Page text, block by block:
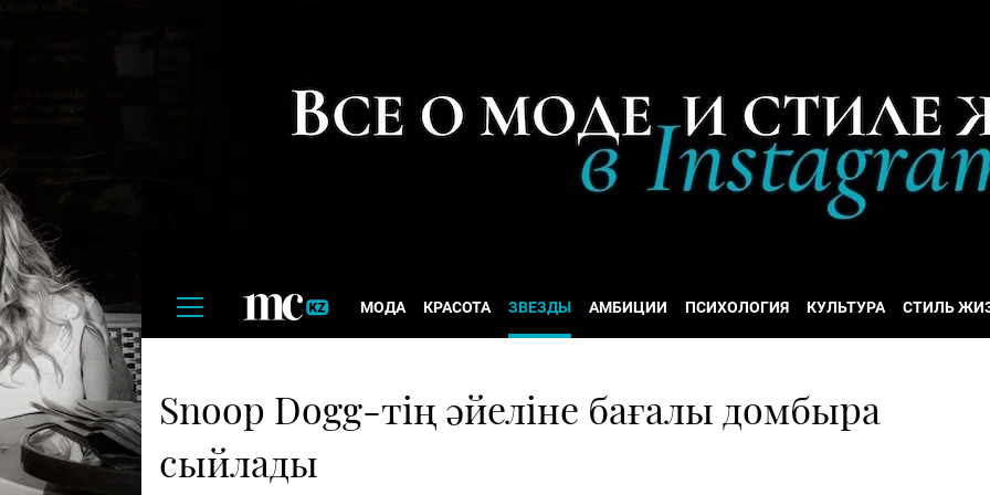
МОДА КРАСОТА ЗВЕЗДЫ АМБИЦИИ ПСИХОЛОГИЯ КУЛЬТУРА СТИЛЬ
Snoop Dogg-тің әйеліне бағалы домбыра
сыйлады